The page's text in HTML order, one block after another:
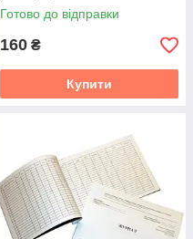
Готово до відправки
160 ₴
Купити